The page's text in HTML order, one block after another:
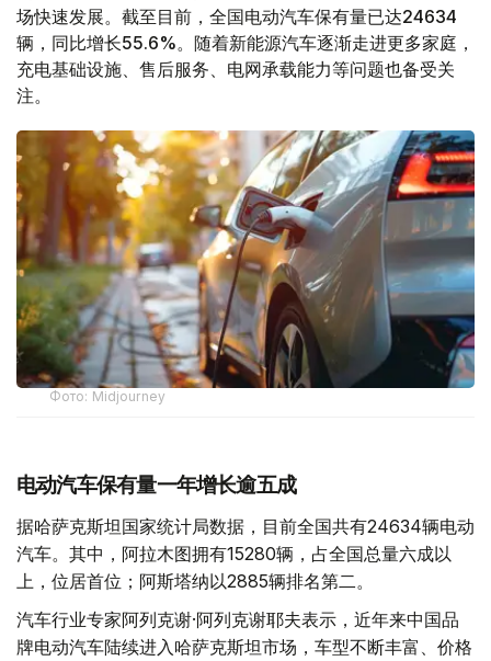
场快速发展。截至目前，全国电动汽车保有量已达24634
辆，同比增长55.6%。随着新能源汽车逐渐走进更多家庭，
充电基础设施、售后服务、电网承载能力等问题也备受关
注。
Фото: Midjourney
电动汽车保有量一年增长逾五成
据哈萨克斯坦国家统计局数据，目前全国共有24634辆电动
汽车。其中，阿拉木图拥有15280辆，占全国总量六成以
上，位居首位；阿斯塔纳以2885辆排名第二。
汽车行业专家阿列克谢·阿列克谢耶夫表示，近年来中国品
牌电动汽车陆续进入哈萨克斯坦市场，车型不断丰富、价格